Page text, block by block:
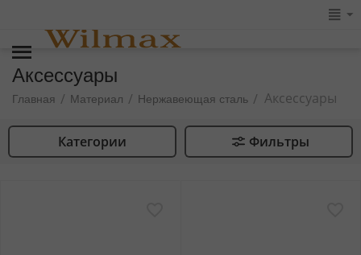
Аксессуары
Главная / Материал / Нержавеющая сталь / Аксессуары
Категории Фильтры